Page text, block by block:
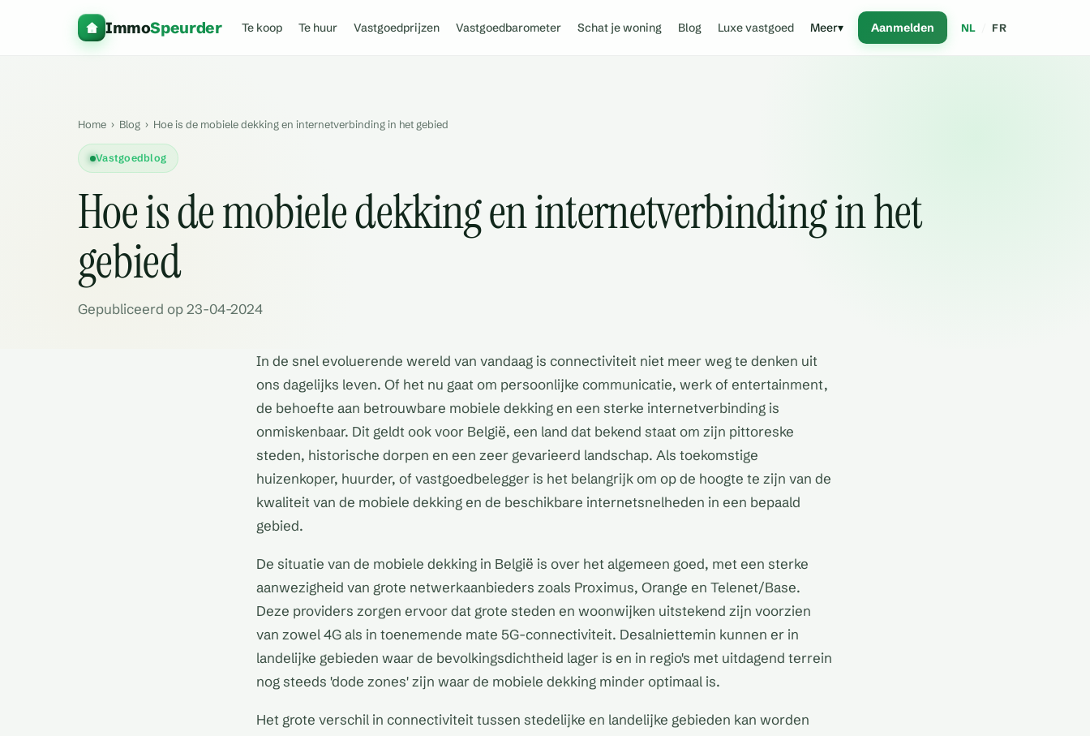
ImmoSpeurder Te koop Te huur Vastgoedprijzen Vastgoedbarometer Schat je woning Blog Luxe vastgoed Meer▾ Aanmelden NL FR
Home › Blog › Hoe is de mobiele dekking en internetverbinding in het gebied
Vastgoedblog
Hoe is de mobiele dekking en internetverbinding in het
gebied
Gepubliceerd op 23-04-2024
In de snel evoluerende wereld van vandaag is connectiviteit niet meer weg te denken uit
ons dagelijks leven. Of het nu gaat om persoonlijke communicatie, werk of entertainment,
de behoefte aan betrouwbare mobiele dekking en een sterke internetverbinding is
onmiskenbaar. Dit geldt ook voor België, een land dat bekend staat om zijn pittoreske
steden, historische dorpen en een zeer gevarieerd landschap. Als toekomstige
huizenkoper, huurder, of vastgoedbelegger is het belangrijk om op de hoogte te zijn van de
kwaliteit van de mobiele dekking en de beschikbare internetsnelheden in een bepaald
gebied.
De situatie van de mobiele dekking in België is over het algemeen goed, met een sterke
aanwezigheid van grote netwerkaanbieders zoals Proximus, Orange en Telenet/Base.
Deze providers zorgen ervoor dat grote steden en woonwijken uitstekend zijn voorzien
van zowel 4G als in toenemende mate 5G-connectiviteit. Desalniettemin kunnen er in
landelijke gebieden waar de bevolkingsdichtheid lager is en in regio's met uitdagend terrein
nog steeds 'dode zones' zijn waar de mobiele dekking minder optimaal is.
Het grote verschil in connectiviteit tussen stedelijke en landelijke gebieden kan worden